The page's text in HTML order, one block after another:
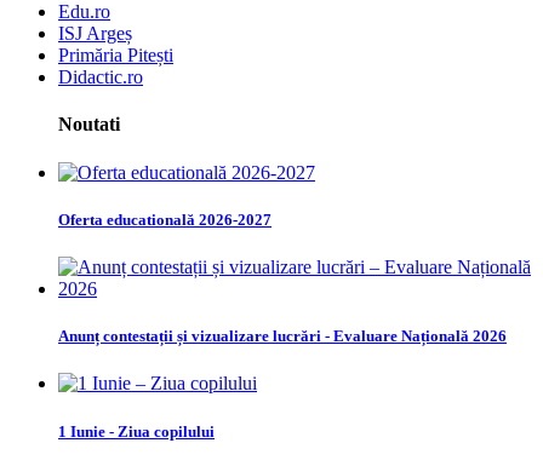
Edu.ro
ISJ Argeș
Primăria Pitești
Didactic.ro
Noutati
Oferta educatională 2026-2027
Anunț contestații și vizualizare lucrări - Evaluare Națională 2026
1 Iunie - Ziua copilului